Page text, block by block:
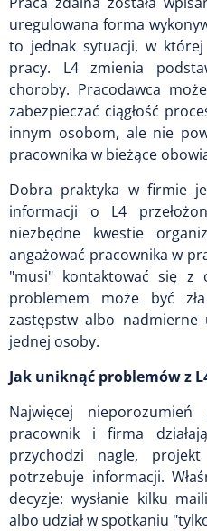
uregulowana forma
to jednak sytuacji, w
pracy. L4 zmienia
choroby. Pracodawca
zabezpieczać ciągłość
innym osobom, ale nie
pracownika w bieżące
Dobra praktyka w firmie
informacji o L4
niezbędne kwestie
angażować pracownika w
"musi" kontaktować się z
problemem może być
zastępstw albo nadmierne
jednej osoby.
Jak uniknąć problemów z
Najwięcej
pracownik i firma
przychodzi nagle,
potrzebuje informacji.
decyzje: wysłanie kilku
albo udział w spotkaniu